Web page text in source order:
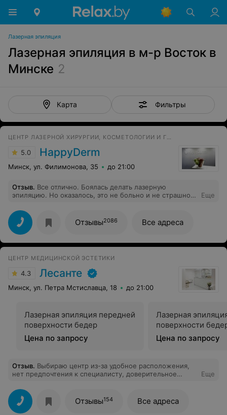
Лазерная эпиляция
Лазерная эпиляция в м-р Восток в
Минске 2
Карта Фильтры
ЦЕНТР ЛАЗЕРНОЙ ХИРУРГИИ, КОСМЕТОЛОГИИ И ГИНЕКОЛОГИИ
5.0 HappyDerm
Минск, ул. Филимонова, 35 до 21:00
Отзыв. Все отлично. Боялась делать лазерную
эпиляцию. Но оказалось, это не больно и не страшно.
Еще
Отзывы2086 Все адреса
ЦЕНТР МЕДИЦИНСКОЙ ЭСТЕТИКИ
4.3 Лесанте
Минск, ул. Петра Мстиславца, 18 до 21:00
Лазерная эпиляция передней
поверхности бедер
Цена по запросу
Лазерная
поверхности
Цена по запросу
Отзыв. Выбираю центр из-за удобное расположения,
нет предпочтения к специалисту, доверительное
впечатление о центре и процедуре.
Еще
Отзывы154 Все адреса